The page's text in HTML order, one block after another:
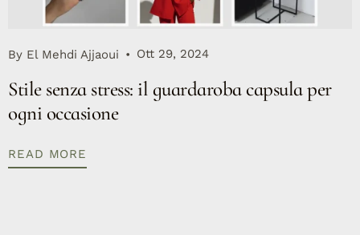
By El Mehdi Ajjaoui Ott 29, 2024
Stile senza stress: il guardaroba capsula per
ogni occasione
READ MORE